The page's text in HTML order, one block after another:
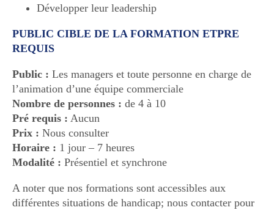
Développer leur leadership
PUBLIC CIBLE DE LA FORMATION ETPRE
REQUIS
Public : Les managers et toute personne en charge de
l’animation d’une équipe commerciale
Nombre de personnes : de 4 à 10
Pré requis : Aucun
Prix : Nous consulter
Horaire : 1 jour – 7 heures
Modalité : Présentiel et synchrone
A noter que nos formations sont accessibles aux
différentes situations de handicap; nous contacter pour